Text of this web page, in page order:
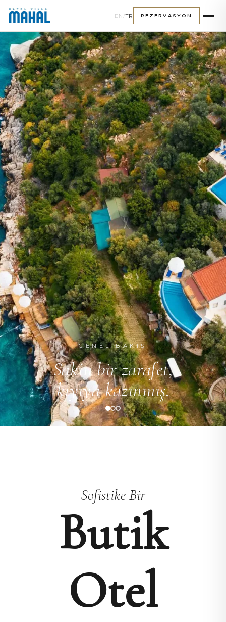
EN /TR REZERVASYON
GENEL BAKIŞ
Sakin bir zarafet,
kıyıya kazınmış.
Sofistike Bir
Butik
Otel